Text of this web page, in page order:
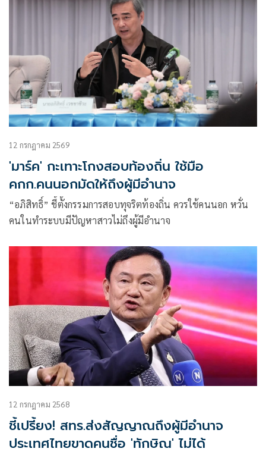
12 กรกฎาคม 2569
'มาร์ค' กะเทาะโกงสอบท้องถิ่น ใช้มือ
คกก.คนนอกมัดให้ถึงผู้มีอำนาจ
“อภิสิทธิ์” ชี้ตั้งกรรมการสอบทุจริตท้องถิ่น ควรใช้คนนอก หวั่น
คนในทำระบบมีปัญหาสาวไม่ถึงผู้มีอำนาจ
12 กรกฎาคม 2568
ชี้เปรี้ยง! สทร.ส่งสัญญาณถึงผู้มีอำนาจ
ประเทศไทยขาดคนชื่อ 'ทักษิณ' ไม่ได้